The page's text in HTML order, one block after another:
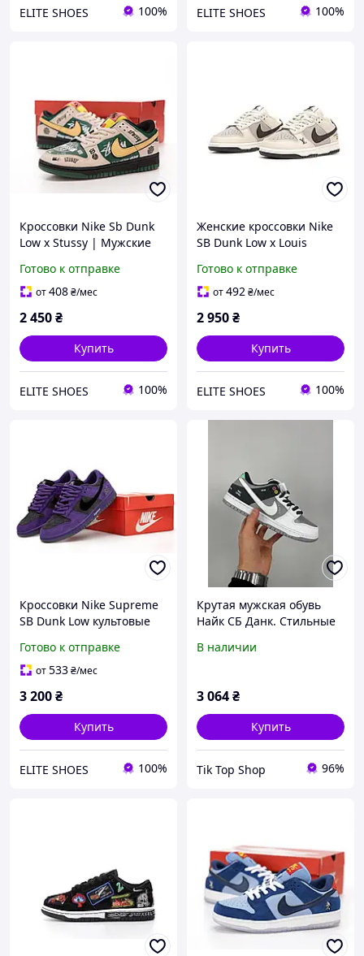
ELITE SHOES 100% ELITE SHOES 100%
Кроссовки Nike Sb Dunk
Low х Stussy | Мужские
стильная обувь найк
Готово к отправке
от408₴/мес
2 450₴
Купить
ELITE SHOES 100%
Женские кроссовки Nike
SB Dunk Low x Louis
занятий спортом
Готово к отправке
от492₴/мес
2 950₴
Купить
ELITE SHOES 100%
Кроссовки Nike Supreme
SB Dunk Low культовые
кроссовки Найк
Готово к отправке
от533₴/мес
3 200₴
Купить
ELITE SHOES 100%
Крутая мужская обувь
Найк СБ Данк. Стильные
SB Dunk Low Pro ISO
В наличии
3 064₴
Купить
Tik Top Shop 96%